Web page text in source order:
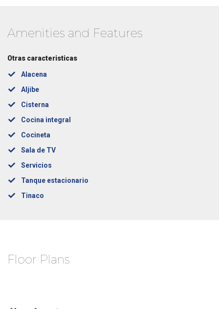
Amenities and Features
Otras caracteristicas
Alacena
Aljibe
Cisterna
Cocina integral
Cocineta
Sala de TV
Servicios
Tanque estacionario
Tinaco
Floor Plans